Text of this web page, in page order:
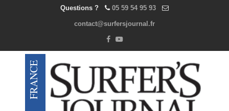
Questions ? 05 59 54 95 93
contact@surfersjournal.fr